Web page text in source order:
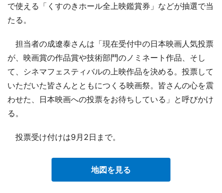
で使える「くすのきホール全上映鑑賞券」などが抽選で当
たる。
担当者の成遼泰さんは「現在受付中の日本映画人気投票
が、映画賞の作品賞や技術部門のノミネート作品、そし
て、シネマフェスティバルの上映作品を決める。投票して
いただいた皆さんとともにつくる映画祭。皆さんの心を震
わせた、日本映画への投票をお待ちしている」と呼びかけ
る。
投票受け付けは9月2日まで。
地図を見る